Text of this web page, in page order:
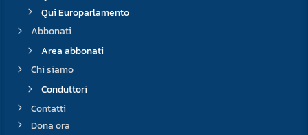
Qui Europarlamento
Abbonati
Area abbonati
Chi siamo
Conduttori
Contatti
Dona ora